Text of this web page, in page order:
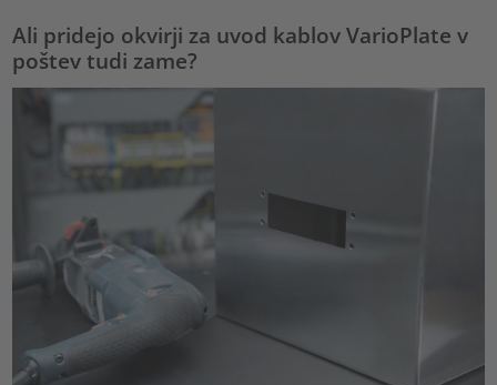
Ali pridejo okvirji za uvod kablov VarioPlate v
poštev tudi zame?